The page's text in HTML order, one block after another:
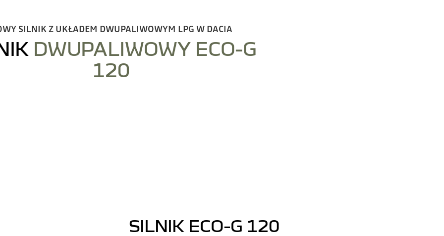
SILNIK Z UKŁADEM DWUPALIWOWYM LPG W DACIA
DWUPALIWOWY ECO-G
120
SILNIK ECO-G 120